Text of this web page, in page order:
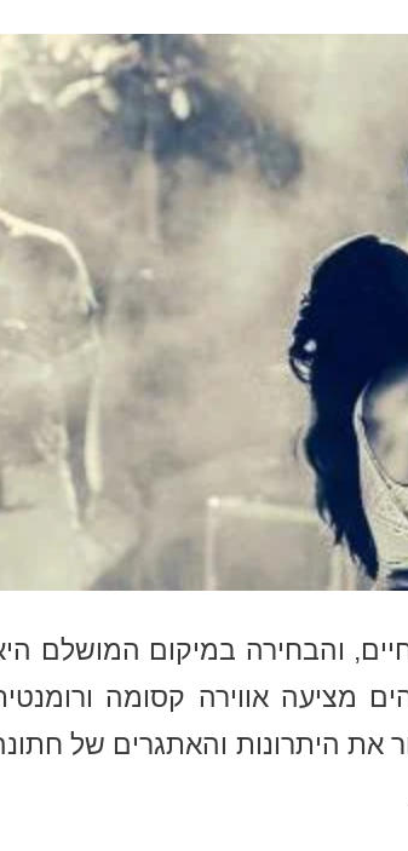
והבחירה במיקום המושלם
מציעה אווירה קסומה
היתרונות והאתגרים של